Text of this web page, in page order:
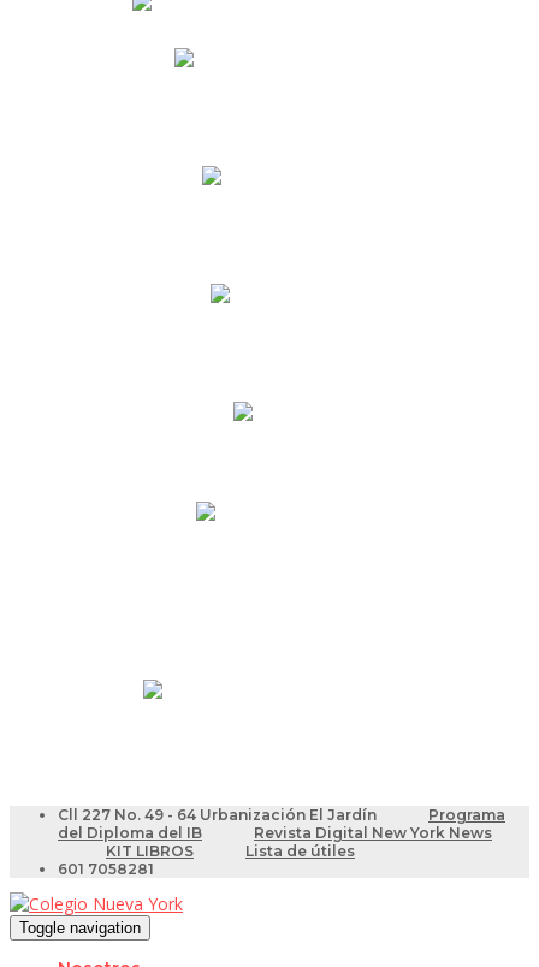
Cll 227 No. 49 - 64 Urbanización El Jardín
Programa
del Diploma del IB
Revista Digital New York News
KIT LIBROS
Lista de útiles
601 7058281
Toggle navigation